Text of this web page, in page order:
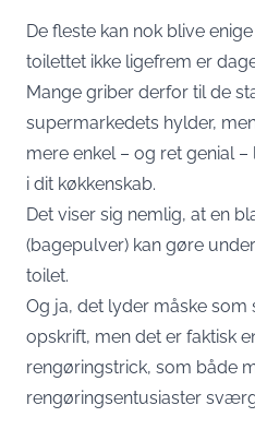
De fleste kan nok blive
toilettet ikke ligefrem er
Mange griber derfor til de
supermarkedets hylder,
mere enkel – og ret genial
i dit køkkenskab.
Det viser sig nemlig, at en
(bagepulver) kan gøre
toilet.
Og ja, det lyder måske
opskrift, men det er faktisk
rengøringstrick, som både
rengøringsentusiaster